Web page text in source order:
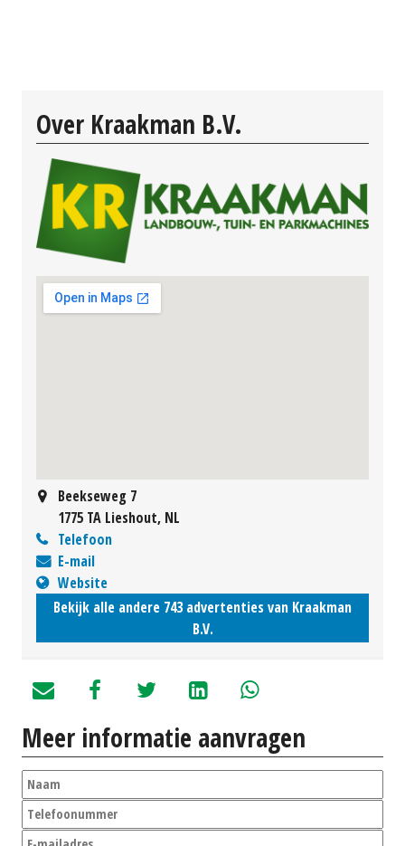
Over Kraakman B.V.
Beekseweg 7
1775 TA Lieshout, NL
Telefoon
E-mail
Website
Bekijk alle andere 743 advertenties van Kraakman
B.V.
Meer informatie aanvragen